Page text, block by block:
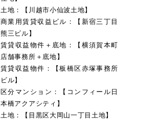
土地：【川越市小仙波土地】
商業用賃貸収益ビル：【新宿三丁目
熊三ビル】
賃貸収益物件＋底地：【横須賀本町
店舗事務所＋底地】
賃貸収益物件：【板橋区赤塚事務所
ビル】
区分マンション：【コンフィール日
本橋アクアシティ】
土地：【目黒区大岡山一丁目土地】